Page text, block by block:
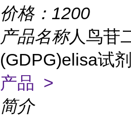
价格： 1200
产品名称人鸟苷
(GDPG)elisa试
产品 >
简介